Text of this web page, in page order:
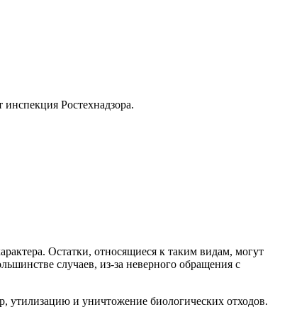
Ростехнадзора.
Остатки, относящиеся к таким видам, могут
случаев, из-за неверного обращения с
утилизацию и уничтожение биологических отходов.